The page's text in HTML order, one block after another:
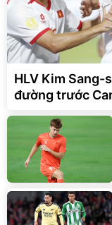
HLV Kim Sang-
đường trước